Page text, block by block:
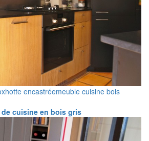
hotte encastréemeuble cuisine bois
de cuisine en bois gris